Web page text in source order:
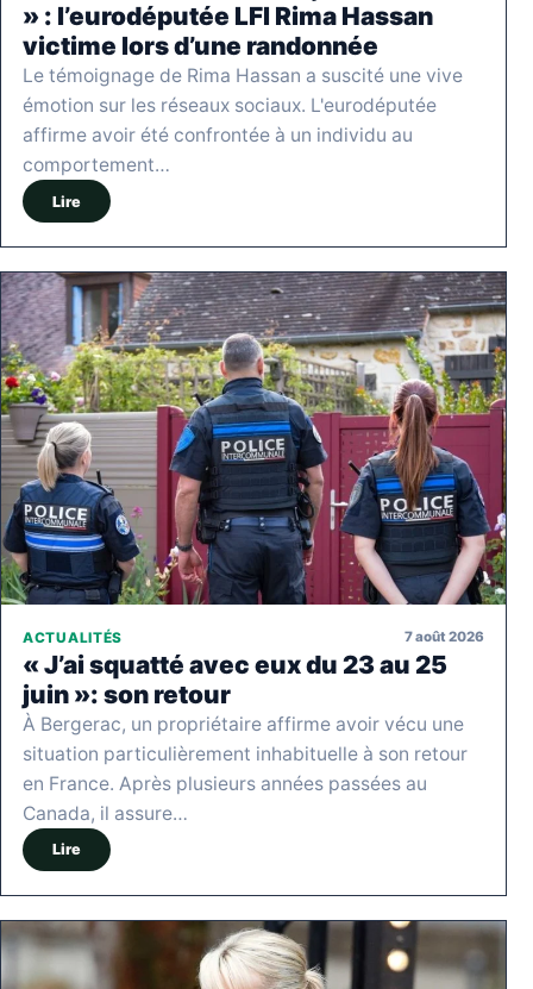
» : l’eurodéputée LFI Rima Hassan
victime lors d’une randonnée
Le témoignage de Rima Hassan a suscité une vive
émotion sur les réseaux sociaux. L'eurodéputée
affirme avoir été confrontée à un individu au
comportement…
Lire
ACTUALITÉS 7 août 2026
« J’ai squatté avec eux du 23 au 25
juin »: son retour
À Bergerac, un propriétaire affirme avoir vécu une
situation particulièrement inhabituelle à son retour
en France. Après plusieurs années passées au
Canada, il assure…
Lire